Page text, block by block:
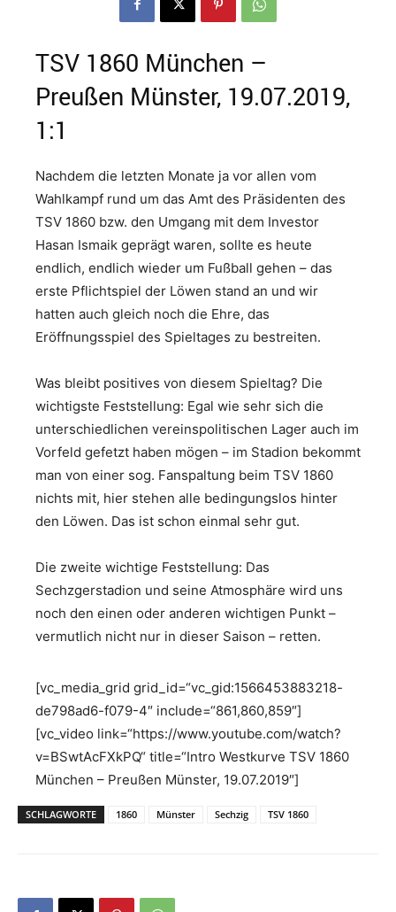
TSV 1860 München –
Preußen Münster, 19.07.2019,
1:1
Nachdem die letzten Monate ja vor allen vom
Wahlkampf rund um das Amt des Präsidenten des
TSV 1860 bzw. den Umgang mit dem Investor
Hasan Ismaik geprägt waren, sollte es heute
endlich, endlich wieder um Fußball gehen – das
erste Pflichtspiel der Löwen stand an und wir
hatten auch gleich noch die Ehre, das
Eröffnungsspiel des Spieltages zu bestreiten.
Was bleibt positives von diesem Spieltag? Die
wichtigste Feststellung: Egal wie sehr sich die
unterschiedlichen vereinspolitischen Lager auch im
Vorfeld gefetzt haben mögen – im Stadion bekommt
man von einer sog. Fanspaltung beim TSV 1860
nichts mit, hier stehen alle bedingungslos hinter
den Löwen. Das ist schon einmal sehr gut.
Die zweite wichtige Feststellung: Das
Sechzgerstadion und seine Atmosphäre wird uns
noch den einen oder anderen wichtigen Punkt –
vermutlich nicht nur in dieser Saison – retten.
[vc_media_grid grid_id=“vc_gid:1566453883218-
de798ad6-f079-4″ include=“861,860,859″]
[vc_video link=“https://www.youtube.com/watch?
v=BSwtAcFXkPQ“ title=“Intro Westkurve TSV 1860
München – Preußen Münster, 19.07.2019″]
SCHLAGWORTE 1860 Münster Sechzig TSV 1860